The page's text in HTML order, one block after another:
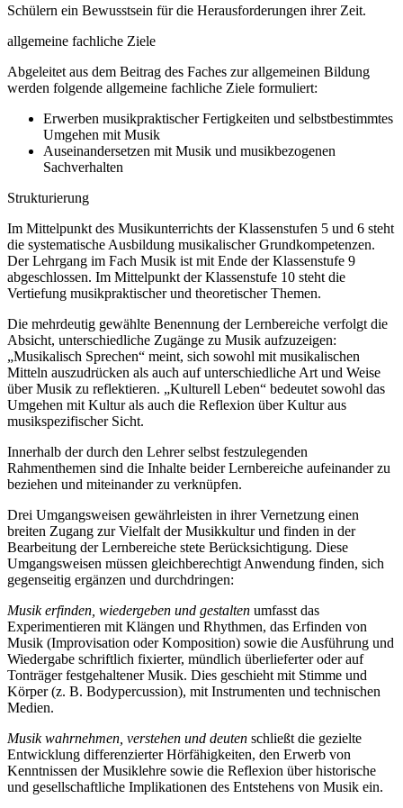
Schülern ein Bewusstsein für die Herausforderungen ihrer Zeit.
allgemeine fachliche Ziele
Abgeleitet aus dem Beitrag des Faches zur allgemeinen Bildung
werden folgende allgemeine fachliche Ziele formuliert:
Erwerben musikpraktischer Fertigkeiten und selbstbestimmtes
Umgehen mit Musik
Auseinandersetzen mit Musik und musikbezogenen
Sachverhalten
Strukturierung
Im Mittelpunkt des Musikunterrichts der Klassenstufen 5 und 6 steht
die systematische Ausbildung musikalischer Grundkompetenzen.
Der Lehrgang im Fach Musik ist mit Ende der Klassenstufe 9
abgeschlossen. Im Mittelpunkt der Klassenstufe 10 steht die
Vertiefung musikpraktischer und theoretischer Themen.
Die mehrdeutig gewählte Benennung der Lernbereiche verfolgt die
Absicht, unterschiedliche Zugänge zu Musik aufzuzeigen:
„Musikalisch Sprechen“ meint, sich sowohl mit musikalischen
Mitteln auszudrücken als auch auf unterschiedliche Art und Weise
über Musik zu reflektieren. „Kulturell Leben“ bedeutet sowohl das
Umgehen mit Kultur als auch die Reflexion über Kultur aus
musikspezifischer Sicht.
Innerhalb der durch den Lehrer selbst festzulegenden
Rahmenthemen sind die Inhalte beider Lernbereiche aufeinander zu
beziehen und miteinander zu verknüpfen.
Drei Umgangsweisen gewährleisten in ihrer Vernetzung einen
breiten Zugang zur Vielfalt der Musikkultur und finden in der
Bearbeitung der Lernbereiche stete Berücksichtigung. Diese
Umgangsweisen müssen gleichberechtigt Anwendung finden, sich
gegenseitig ergänzen und durchdringen:
Musik erfinden, wiedergeben und gestalten umfasst das
Experimentieren mit Klängen und Rhythmen, das Erfinden von
Musik (Improvisation oder Komposition) sowie die Ausführung und
Wiedergabe schriftlich fixierter, mündlich überlieferter oder auf
Tonträger festgehaltener Musik. Dies geschieht mit Stimme und
Körper (z. B. Bodypercussion), mit Instrumenten und technischen
Medien.
Musik wahrnehmen, verstehen und deuten schließt die gezielte
Entwicklung differenzierter Hörfähigkeiten, den Erwerb von
Kenntnissen der Musiklehre sowie die Reflexion über historische
und gesellschaftliche Implikationen des Entstehens von Musik ein.